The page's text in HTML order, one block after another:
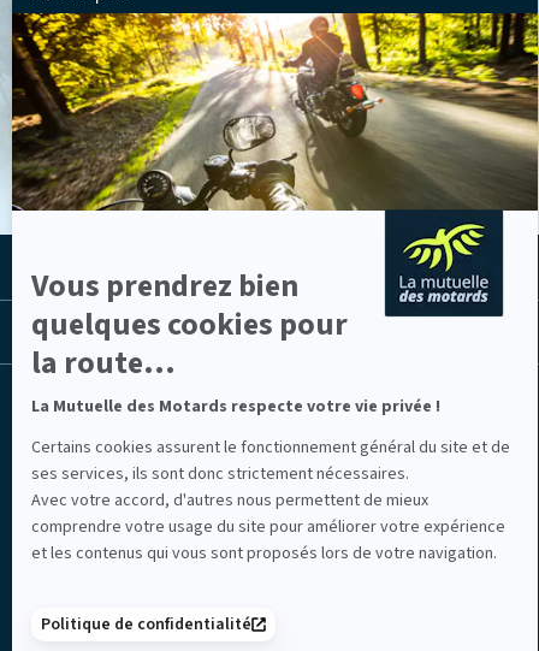
Axeptio
-
En
savoir
plus
sur
Axeptio
Vous prendrez bien
quelques cookies pour
la route...
La Mutuelle des Motards respecte votre vie privée !
Certains cookies assurent le fonctionnement général du site et de
ses services, ils sont donc strictement nécessaires.
Avec votre accord, d'autres nous permettent de mieux
comprendre votre usage du site pour améliorer votre expérience
et les contenus qui vous sont proposés lors de votre navigation.
Politique de confidentialité
VOIR LES ACTUS
LES LIENS UTILES
(nouvelle
fenêtre)
(nouvelle
fenêtre)
(nouvelle
fenêtre)
Linkedin
(nouvelle
fenêtre)
Lib
TV
(nouvelle
fenêtre)